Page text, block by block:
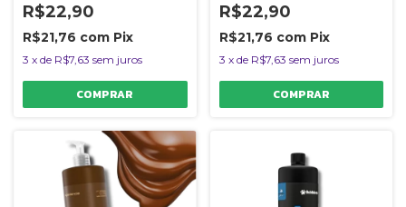
R$22,90
R$21,76 com Pix
3 x de R$7,63 sem juros
R$22,90
R$21,76 com Pix
3 x de R$7,63 sem juros